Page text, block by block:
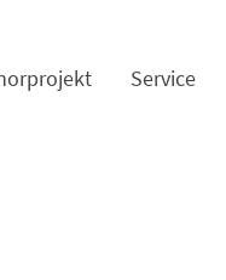
Service